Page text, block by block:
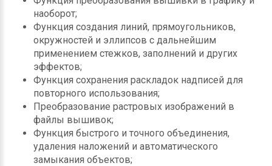
наоборот;
Функция создания линий, прямоугольников,
окружностей и эллипсов с дальнейшим
применением стежков, заполнений и других
эффектов;
Функция сохранения раскладок надписей для
повторного использования;
Преобразование растровых изображений в
файлы вышивок;
Функция быстрого и точного объединения,
удаления наложений и автоматического
замыкания объектов;